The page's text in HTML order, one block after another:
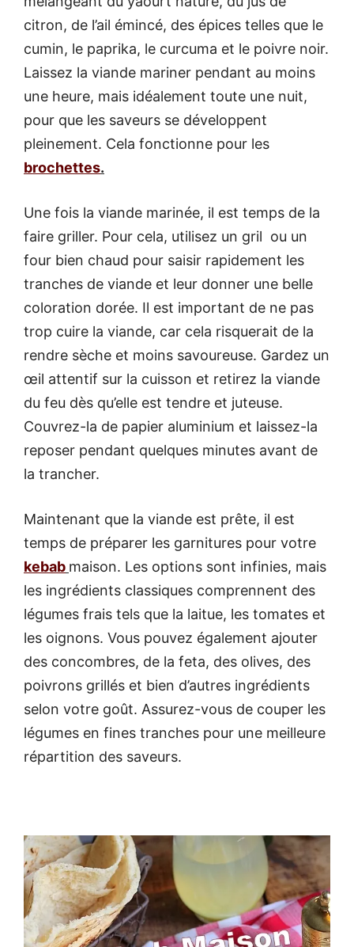
citron, de l’ail émincé, des épices telles que le
cumin, le paprika, le curcuma et le poivre noir.
Laissez la viande mariner pendant au moins
une heure, mais idéalement toute une nuit,
pour que les saveurs se développent
pleinement. Cela fonctionne pour les
brochettes.
Une fois la viande marinée, il est temps de la
faire griller. Pour cela, utilisez un gril ou un
four bien chaud pour saisir rapidement les
tranches de viande et leur donner une belle
coloration dorée. Il est important de ne pas
trop cuire la viande, car cela risquerait de la
rendre sèche et moins savoureuse. Gardez un
œil attentif sur la cuisson et retirez la viande
du feu dès qu’elle est tendre et juteuse.
Couvrez-la de papier aluminium et laissez-la
reposer pendant quelques minutes avant de
la trancher.
Maintenant que la viande est prête, il est
temps de préparer les garnitures pour votre
kebab maison. Les options sont infinies, mais
les ingrédients classiques comprennent des
légumes frais tels que la laitue, les tomates et
les oignons. Vous pouvez également ajouter
des concombres, de la feta, des olives, des
poivrons grillés et bien d’autres ingrédients
selon votre goût. Assurez-vous de couper les
légumes en fines tranches pour une meilleure
répartition des saveurs.